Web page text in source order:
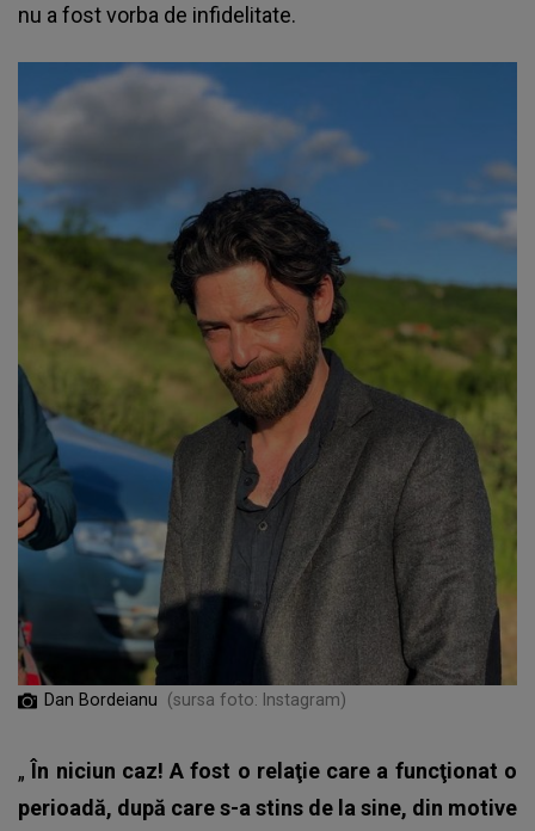
nu a fost vorba de infidelitate.
Dan Bordeianu (sursa foto: Instagram)
„ În niciun caz! A fost o relaţie care a funcţionat o
perioadă, după care s-a stins de la sine, din motive